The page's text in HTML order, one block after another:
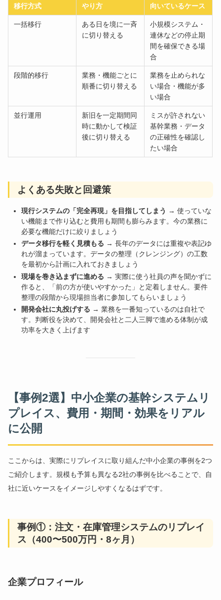
移行方式 やり方 向いているケース
一括移行
ある日を境に一斉
に切り替える
小規模システム・
連休などの停止期
間を確保できる場
合
段階的移行
業務・機能ごとに
順番に切り替える
業務を止められな
い場合・機能が多
い場合
並行運用
新旧を一定期間同
時に動かして検証
後に切り替える
ミスが許されない
基幹業務・データ
の正確性を確認し
たい場合
よくある失敗と回避策
現行システムの「完全再現」を目指してしまう → 使っていな
い機能まで作り込むと費用も期間も膨らみます。今の業務に
必要な機能だけに絞りましょう
データ移行を軽く見積もる → 長年のデータには重複や表記ゆ
れが溜まっています。データの整理（クレンジング）の工数
を最初から計画に入れておきましょう
現場を巻き込まずに進める → 実際に使う社員の声を聞かずに
作ると、「前の方が使いやすかった」と定着しません。要件
整理の段階から現場担当者に参加してもらいましょう
開発会社に丸投げする → 業務を一番知っているのは自社で
す。判断役を決めて、開発会社と二人三脚で進める体制が成
功率を大きく上げます
【事例2選】中小企業の基幹システムリ
プレイス、費用・期間・効果をリアル
に公開
ここからは、実際にリプレイスに取り組んだ中小企業の事例を2つ
ご紹介します。規模も予算も異なる2社の事例を比べることで、自
社に近いケースをイメージしやすくなるはずです。
事例①：注文・在庫管理システムのリプレイ
ス（400〜500万円・8ヶ月）
企業プロフィール